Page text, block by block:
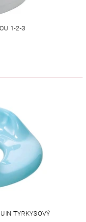
1-2-3
TYRKYSOVÝ